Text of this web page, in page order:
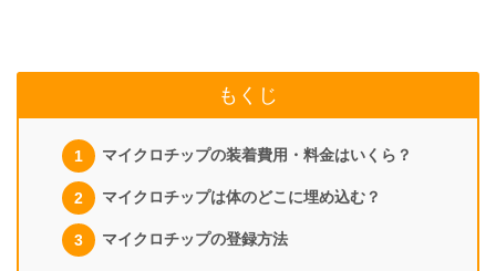
もくじ
マイクロチップの装着費用・料金はいくら？
マイクロチップは体のどこに埋め込む？
マイクロチップの登録方法